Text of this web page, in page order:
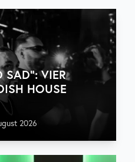
SAD“: VIER
HOUSE
2026